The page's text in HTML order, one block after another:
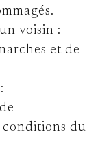
voisin :
et de
conditions du